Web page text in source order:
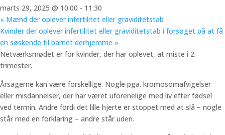
marts 29, 2025 @ 10:00 - 11:30
« Mænd der oplever infertilitet eller graviditetstab
Kvinder der oplever infertilitet eller graviditetstab i forsøget på at få
en søskende til barnet derhjemme »
Netværksmødet er for kvinder, der har oplevet, at miste i 2.
trimester.
Årsagerne kan være forskellige. Nogle pga. kromosomafvigelser
eller misdannelser, der har været uforenelige med liv efter fødsel
ved termin. Andre fordi det lille hjerte er stoppet med at slå – nogle
står med en forklaring – andre står uden.